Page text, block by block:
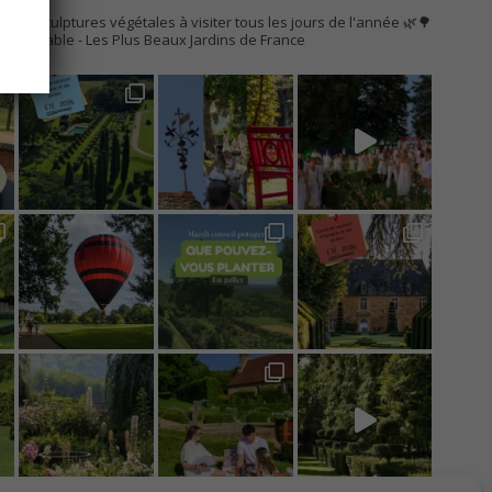
de sculptures végétales à visiter tous les jours de l'année 🌿🌳
- Les Plus Beaux Jardins de France